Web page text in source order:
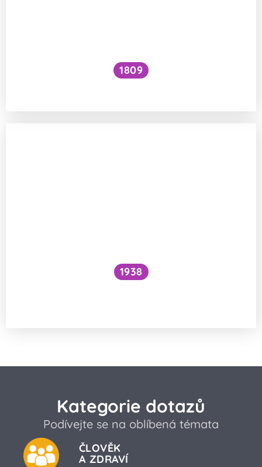
1809
1938
Kategorie dotazů
Podívejte se na oblíbená témata
ČLOVĚK
A ZDRAVÍ